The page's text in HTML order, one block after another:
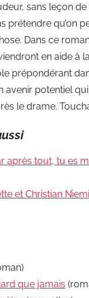
sans leçon
prétendre qu’on
Dans ce
en aide à
prépondérant
avenir potentiel
le drame.
après tout, tu es
et Christian
que jamais